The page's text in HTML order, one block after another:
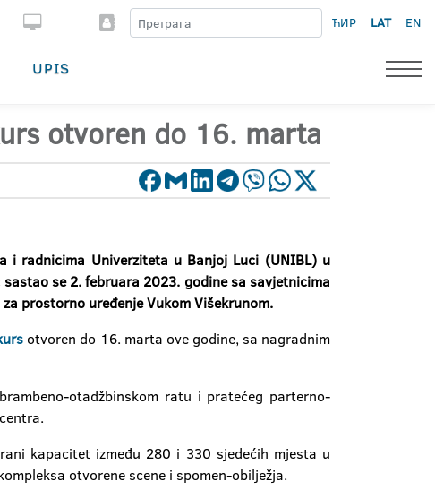
ЋИР LAT EN
UPIS
otvoren do 16. marta
i radnicima Univerziteta u Banjoj Luci (UNIBL) u
se 2. februara 2023. godine sa savjetnicima
prostorno uređenje Vukom Višekrunom.
otvoren do 16. marta ove godine, sa nagradnim
otadžbinskom ratu i pratećeg parterno-
kapacitet između 280 i 330 sjedećih mjesta u
otvorene scene i spomen-obilježja.